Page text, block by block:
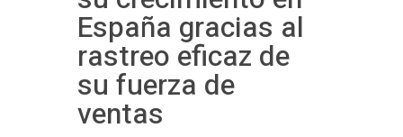
España gracias al
rastreo eficaz de
su fuerza de
ventas